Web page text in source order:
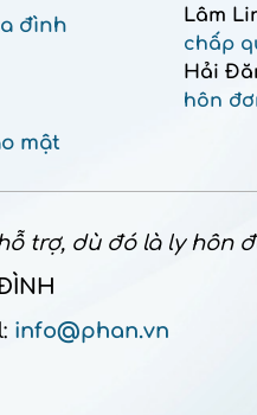
đình
mật
Lâm
chấp
Hải
hôn
trợ, dù đó là ly hôn
info@phan.vn